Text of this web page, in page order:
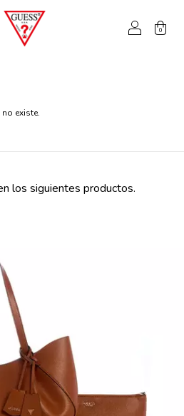
0
existe.
los siguientes productos.